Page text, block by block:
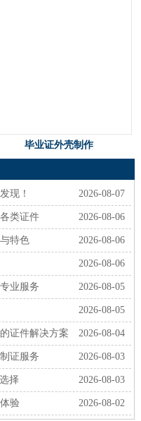
毕业证外壳制作
2026-08-07
现！
2026-08-06
类证件
2026-08-06
特色
2026-08-06
2026-08-05
业服务
2026-08-05
2026-08-04
证件解决方案
2026-08-03
证服务
2026-08-03
择
2026-08-02
验